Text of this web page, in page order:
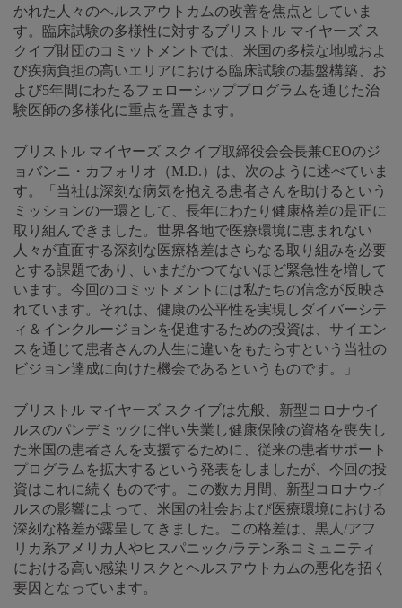
かれた人々のヘルスアウトカムの改善を焦点としていま
す。臨床試験の多様性に対するブリストル マイヤーズ ス
クイブ財団のコミットメントでは、米国の多様な地域およ
び疾病負担の高いエリアにおける臨床試験の基盤構築、お
よび5年間にわたるフェローシッププログラムを通じた治
験医師の多様化に重点を置きます。
ブリストル マイヤーズ スクイブ取締役会会長兼CEOのジ
ョバンニ・カフォリオ（M.D.）は、次のように述べていま
す。「当社は深刻な病気を抱える患者さんを助けるという
ミッションの一環として、長年にわたり健康格差の是正に
取り組んできました。世界各地で医療環境に恵まれない
人々が直面する深刻な医療格差はさらなる取り組みを必要
とする課題であり、いまだかつてないほど緊急性を増して
います。今回のコミットメントには私たちの信念が反映さ
れています。それは、健康の公平性を実現しダイバーシテ
ィ＆インクルージョンを促進するための投資は、サイエン
スを通じて患者さんの人生に違いをもたらすという当社の
ビジョン達成に向けた機会であるというものです。」
ブリストル マイヤーズ スクイブは先般、新型コロナウイ
ルスのパンデミックに伴い失業し健康保険の資格を喪失し
た米国の患者さんを支援するために、従来の患者サポート
プログラムを拡大するという発表をしましたが、今回の投
資はこれに続くものです。この数カ月間、新型コロナウイ
ルスの影響によって、米国の社会および医療環境における
深刻な格差が露呈してきました。この格差は、黒人/アフ
リカ系アメリカ人やヒスパニック/ラテン系コミュニティ
における高い感染リスクとヘルスアウトカムの悪化を招く
要因となっています。